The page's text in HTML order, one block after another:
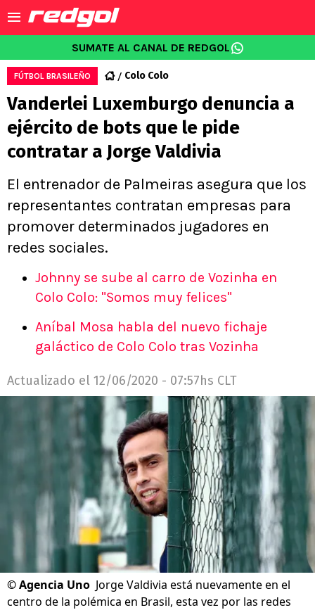
SUMATE AL CANAL DE REDGOL
FÚTBOL BRASILEÑO Colo Colo
Vanderlei Luxemburgo denuncia a
ejército de bots que le pide
contratar a Jorge Valdivia
El entrenador de Palmeiras asegura que los
representantes contratan empresas para
promover determinados jugadores en
redes sociales.
Johnny se sube al carro de Vozinha en
Colo Colo: "Somos muy felices"
Aníbal Mosa habla del nuevo fichaje
galáctico de Colo Colo tras Vozinha
Actualizado el 12/06/2020 - 07:57hs CLT
©Agencia Uno Jorge Valdivia está nuevamente en el
centro de la polémica en Brasil, esta vez por las redes